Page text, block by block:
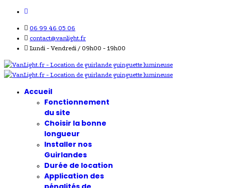
06 99 46 05 06
contact@vanlight.fr
Lundi - Vendredi / 09h00 - 19h00
Accueil
Fonctionnement
du site
Choisir la bonne
longueur
Installer nos
Guirlandes
Durée de location
Application des